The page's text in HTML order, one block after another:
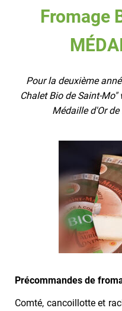
Fromage
Pour la deuxième
Chalet Bio de Saint-
Médaille d'Or
Précommandes de
Comté, cancoillotte et